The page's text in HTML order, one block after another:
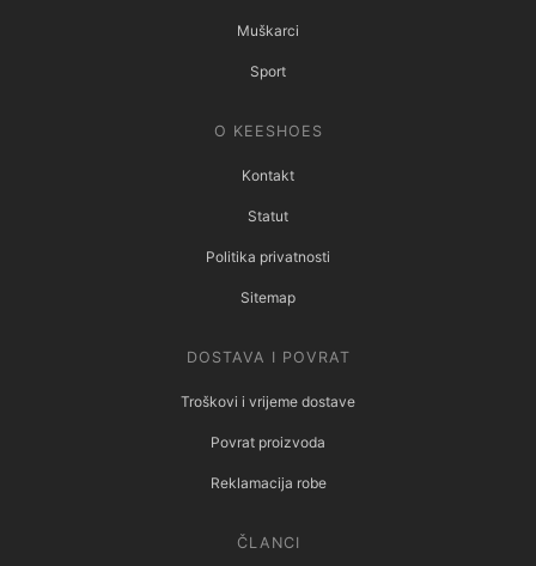
Muškarci
Sport
O KEESHOES
Kontakt
Statut
Politika privatnosti
Sitemap
DOSTAVA I POVRAT
Troškovi i vrijeme dostave
Povrat proizvoda
Reklamacija robe
ČLANCI